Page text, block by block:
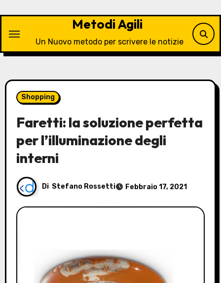
contenuto
Metodi Agili
Un Nuovo metodo per scrivere le notizie
Shopping
Faretti: la soluzione perfetta
per l’illuminazione degli
interni
Di Stefano Rossetti Febbraio 17, 2021